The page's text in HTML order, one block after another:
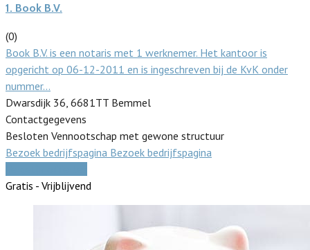
1. Book B.V.
(0)
Book B.V. is een notaris met 1 werknemer. Het kantoor is
opgericht op 06-12-2011 en is ingeschreven bij de KvK onder
nummer…
Dwarsdijk 36, 6681TT Bemmel
Contactgegevens
Besloten Vennootschap met gewone structuur
Bezoek bedrijfspagina Bezoek bedrijfspagina
Gratis - Vrijblijvend